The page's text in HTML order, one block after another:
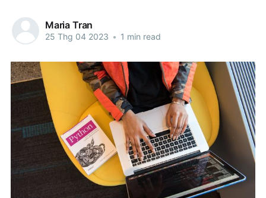
Maria Tran
25 Thg 04 2023 • 1 min read